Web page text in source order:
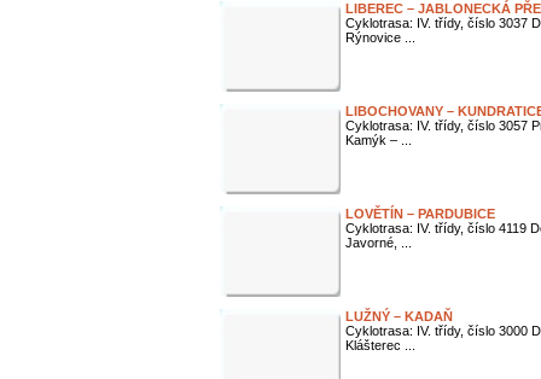
LIBEREC – JABLONECKÁ
Cyklotrasa: IV. třídy, číslo 3037
Rýnovice ...
LIBOCHOVANY –
Cyklotrasa: IV. třídy, číslo 3057
Kamýk – ...
LOVĚTÍN – PARDUBICE
Cyklotrasa: IV. třídy, číslo 4119
Javorné, ...
LUŽNÝ – KADAŇ
Cyklotrasa: IV. třídy, číslo 3000
Klášterec ...